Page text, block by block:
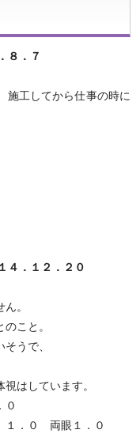
８．７
施工してから仕事の時に
４．１２．２０
。
こと。
うで、
はしています。
．０ 両眼１．０